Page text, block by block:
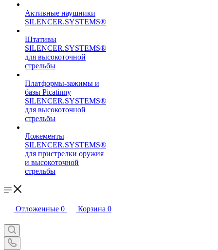
Активные наушники
SILENCER.SYSTEMS®
Штативы
SILENCER.SYSTEMS®
для высокоточной
стрельбы
Платформы-зажимы и
базы Picatinny
SILENCER.SYSTEMS®
для высокоточной
стрельбы
Ложементы
SILENCER.SYSTEMS®
для пристрелки оружия
и высокоточной
стрельбы
Отложенные 0 Корзина 0